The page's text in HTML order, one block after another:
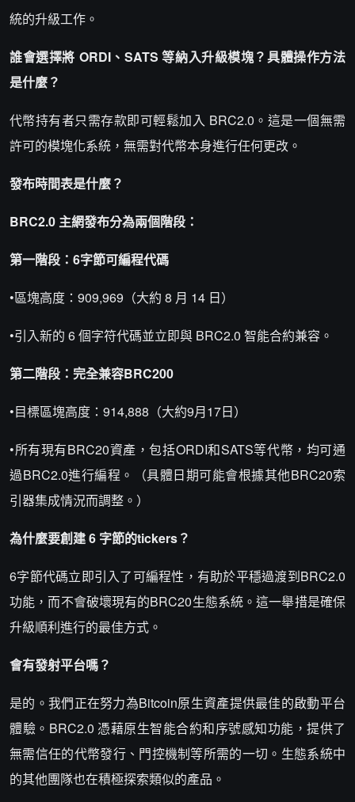
統的升級工作。
誰會選擇將 ORDI、SATS 等納入升級模塊？具體操作方法
是什麼？
代幣持有者只需存款即可輕鬆加入 BRC2.0。這是一個無需
許可的模塊化系統，無需對代幣本身進行任何更改。
發布時間表是什麼？
BRC2.0 主網發布分為兩個階段：
第一階段：6字節可編程代碼
•區塊高度：909,969（大約 8 月 14 日）
•引入新的 6 個字符代碼並立即與 BRC2.0 智能合約兼容。
第二階段：完全兼容BRC200
•目標區塊高度：914,888（大約9月17日）
•所有現有BRC20資產，包括ORDI和SATS等代幣，均可通
過BRC2.0進行編程。（具體日期可能會根據其他BRC20索
引器集成情況而調整。）
為什麼要創建 6 字節的tickers？
6字節代碼立即引入了可編程性，有助於平穩過渡到BRC2.0
功能，而不會破壞現有的BRC20生態系統。這一舉措是確保
升級順利進行的最佳方式。
會有發射平台嗎？
是的。我們正在努力為Bitcoin原生資產提供最佳的啟動平台
體驗。BRC2.0 憑藉原生智能合約和序號感知功能，提供了
無需信任的代幣發行、門控機制等所需的一切。生態系統中
的其他團隊也在積極探索類似的產品。